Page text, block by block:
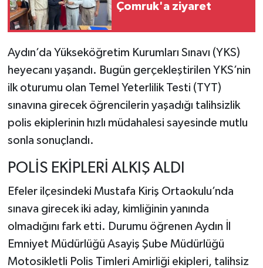
Çomruk'a ziyaret
Aydın’da Yükseköğretim Kurumları Sınavı (YKS)
heyecanı yaşandı. Bugün gerçekleştirilen YKS’nin
ilk oturumu olan Temel Yeterlilik Testi (TYT)
sınavına girecek öğrencilerin yaşadığı talihsizlik
polis ekiplerinin hızlı müdahalesi sayesinde mutlu
sonla sonuçlandı.
POLİS EKİPLERİ ALKIŞ ALDI
Efeler ilçesindeki Mustafa Kiriş Ortaokulu’nda
sınava girecek iki aday, kimliğinin yanında
olmadığını fark etti. Durumu öğrenen Aydın İl
Emniyet Müdürlüğü Asayiş Şube Müdürlüğü
Motosikletli Polis Timleri Amirliği ekipleri, talihsiz